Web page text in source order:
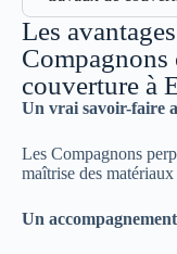
Les
Compagnons
couverture à
Un vrai savoir-faire
Les Compagnons
maîtrise des
Un